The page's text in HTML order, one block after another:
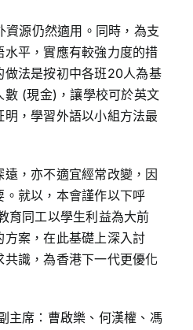
源仍然適用。同時，為支
平，實應有較強力度的措
做法是按初中各班20人為基
數 (現金)，讓學校可於英文
，學習外語以小組方法最
，亦不適宜經常改變，因
。就以，本會謹作以下呼
育同工以學生利益為大前
案，在此基礎上深入討
識，為香港下一代更優化
主席：曹啟樂、何漢權、馮